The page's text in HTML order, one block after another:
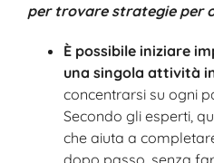
per trovare strategie per
È possibile iniziare
una singola attività
concentrarsi su ogni
Secondo gli esperti,
che aiuta a
dopo passo, senza